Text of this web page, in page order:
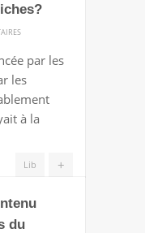
MILLIARDS
POUR
LES
RICHES?
par les
les
à la
+
Lib
du